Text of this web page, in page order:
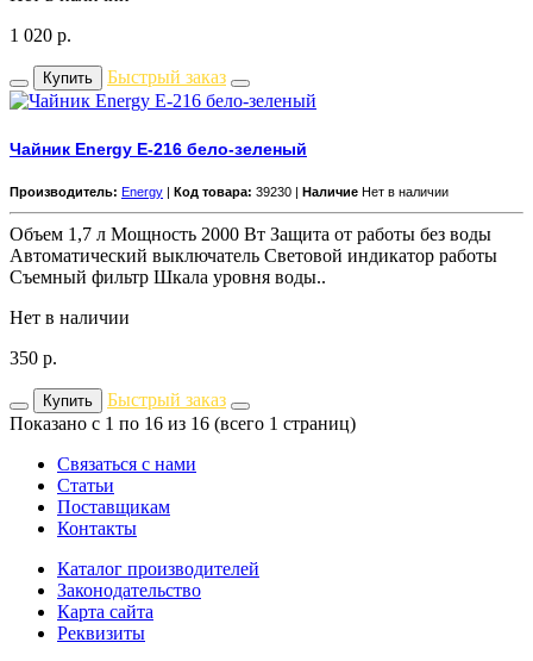
1 020 р.
Купить Быстрый заказ
Чайник Energy E-216 бело-зеленый
Производитель: Energy | Код товара: 39230 | Наличие Нет в наличии
Объем 1,7 л Мощность 2000 Вт Защита от работы без воды
Автоматический выключатель Световой индикатор работы
Съемный фильтр Шкала уровня воды..
Нет в наличии
350 р.
Купить
Быстрый заказ
Показано с 1 по 16 из 16 (всего 1 страниц)
Связаться с нами
Статьи
Поставщикам
Контакты
Каталог производителей
Законодательство
Карта сайта
Реквизиты